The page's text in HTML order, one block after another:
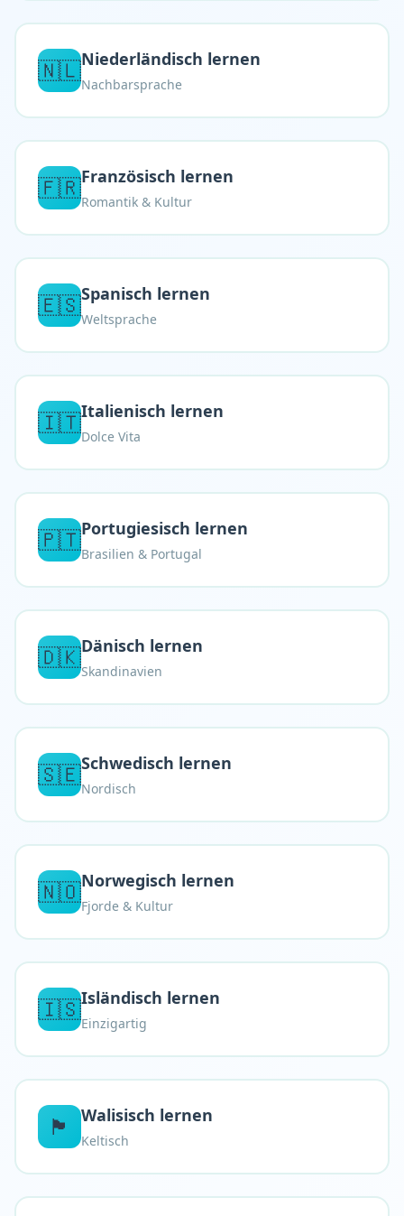
🇳🇱Niederländisch lernen
Nachbarsprache
🇫🇷Französisch lernen
Romantik & Kultur
🇪🇸Spanisch lernen
Weltsprache
🇮🇹Italienisch lernen
Dolce Vita
🇵🇹Portugiesisch lernen
Brasilien & Portugal
🇩🇰Dänisch lernen
Skandinavien
🇸🇪Schwedisch lernen
Nordisch
🇳🇴Norwegisch lernen
Fjorde & Kultur
🇮🇸Isländisch lernen
Einzigartig
🏴󠁧󠁢󠁷󠁬󠁳󠁿 Walisisch lernen
Keltisch